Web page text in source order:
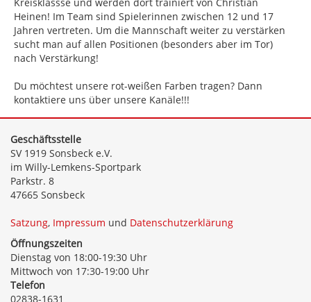
Heinen! Im Team sind Spielerinnen zwischen 12 und 17
Jahren vertreten. Um die Mannschaft weiter zu verstärken
sucht man auf allen Positionen (besonders aber im Tor)
nach Verstärkung!
Du möchtest unsere rot-weißen Farben tragen? Dann
kontaktiere uns über unsere Kanäle!!!
Geschäftsstelle
SV 1919 Sonsbeck e.V.
im Willy-Lemkens-Sportpark
Parkstr. 8
47665 Sonsbeck
Satzung, Impressum und Datenschutzerklärung
Öffnungszeiten
Dienstag von 18:00-19:30 Uhr
Mittwoch von 17:30-19:00 Uhr
Telefon
02838-1631